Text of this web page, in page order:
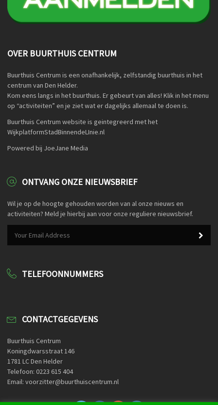
OVER BUURTHUIS CENTRUM
Buurthuis Centrum is een onafhankelijk, zelfstandig buurthuis in het
centrum van Den Helder.
Kom eens langs in het buurthuis. Er gebeurt van alles! Klik in het menu
op “activiteiten” en je ziet wat er dagelijks allemaal te doen is.
Buurthuis Centrum website is geintegreerd met het
WijkplatformStadBinnendeLInie.nl
Powered bij JoeJane Media
ONTVANG ONZE NIEUWSBRIEF
Wil je op de hoogte gehouden worden van al onze nieuws en
activiteiten? Meld je hierbij aan voor onze reguliere nieuwsbrief.
TELEFOONNUMMERS
CONTACTGEGEVENS
Buurthuis Centrum
Koningdwarsstraat 146
1781 LC Den Helder
Telefoon: 0223 615 404
Email: voorzitter@buurthuiscentrum.nl